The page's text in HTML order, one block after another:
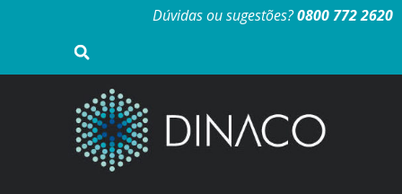
Dúvidas ou sugestões?0800 772 2620